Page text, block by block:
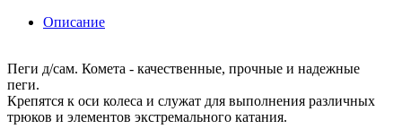
Описание
Пеги д/сам. Комета - качественные, прочные и надежные
пеги.
Крепятся к оси колеса и служат для выполнения различных
трюков и элементов экстремального катания.